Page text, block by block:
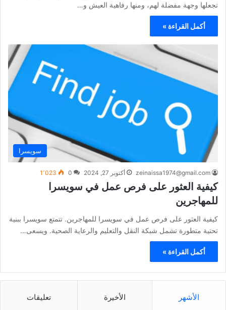
تجعلها وجهة مفضلة لهم، ومنها رفاهية العيش و…
أكمل القراءة »
سويسرا
zeinaissa1974@gmail.com أكتوبر 27, 2024 0 1٬023
كيفية العثور على فرص عمل في سويسرا
للمهاجرين
كيفية العثور على فرص عمل في سويسرا للمهاجرين. تتمتع سويسرا ببنية
تحتية متطورة تشمل شبكة النقل والتعليم والرعاية الصحية. ويسعى…
أكمل القراءة »
الأشهر الأخيرة تعليقات